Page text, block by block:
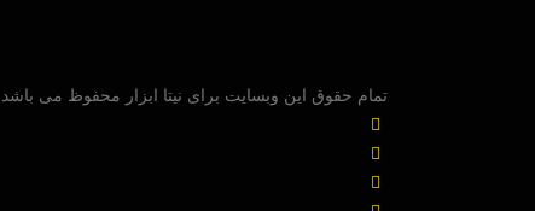
تمام حقوق این وبسایت برای نیتا ابزار محفوظ می باشد